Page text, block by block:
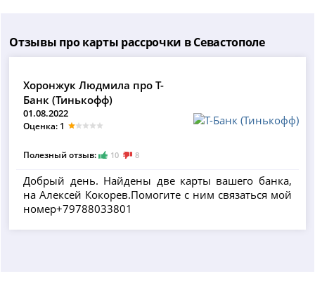
Отзывы про карты рассрочки в Севастополе
Хоронжук Людмила про Т-
Банк (Тинькофф)
01.08.2022
Оценка: 1
Полезный отзыв: 10 8
Добрый день. Найдены две карты вашего банка,
на Алексей Кокорев.Помогите с ним связаться мой
номер+79788033801